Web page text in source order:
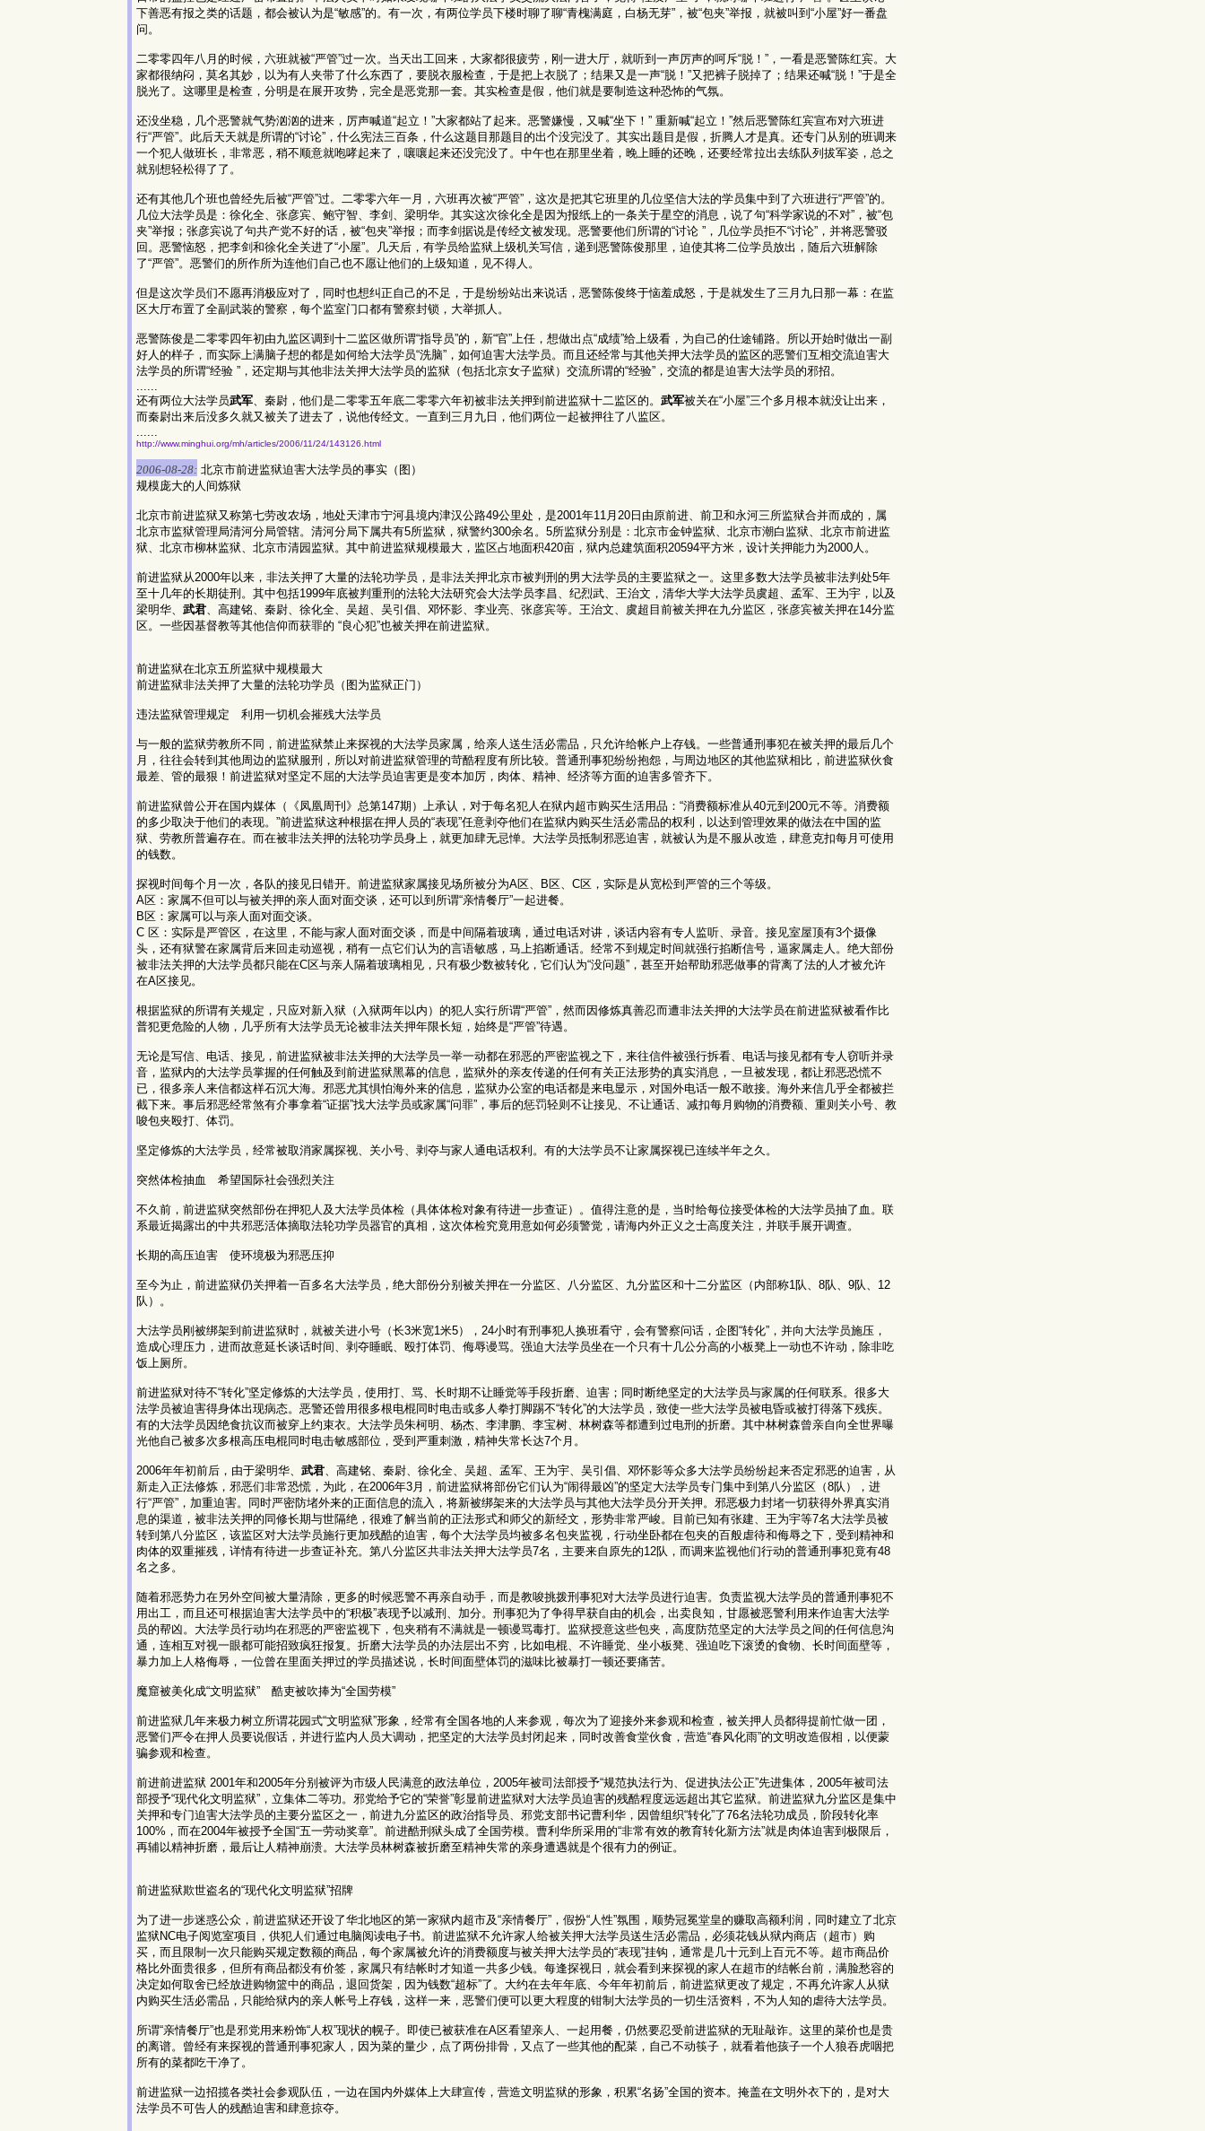
下善恶有报之类的话题，都会被认为是“敏感”的。有一次，有两位学员下楼时聊了聊“青槐满庭，白杨无芽”，被“包夹”举报，就被叫到“小屋”好一番盘
问。
二零零四年八月的时候，六班就被“严管”过一次。当天出工回来，大家都很疲劳，刚一进大厅，就听到一声厉声的呵斥“脱！”，一看是恶警陈红宾。大
家都很纳闷，莫名其妙，以为有人夹带了什么东西了，要脱衣服检查，于是把上衣脱了；结果又是一声“脱！”又把裤子脱掉了；结果还喊“脱！”于是全
脱光了。这哪里是检查，分明是在展开攻势，完全是恶党那一套。其实检查是假，他们就是要制造这种恐怖的气氛。
还没坐稳，几个恶警就气势汹汹的进来，厉声喊道“起立！”大家都站了起来。恶警嫌慢，又喊“坐下！” 重新喊“起立！”然后恶警陈红宾宣布对六班进
行“严管”。此后天天就是所谓的“讨论”，什么宪法三百条，什么这题目那题目的出个没完没了。其实出题目是假，折腾人才是真。还专门从别的班调来
一个犯人做班长，非常恶，稍不顺意就咆哮起来了，嚷嚷起来还没完没了。中午也在那里坐着，晚上睡的还晚，还要经常拉出去练队列拔军姿，总之
就别想轻松得了了。
还有其他几个班也曾经先后被“严管”过。二零零六年一月，六班再次被“严管”，这次是把其它班里的几位坚信大法的学员集中到了六班进行“严管”的。
几位大法学员是：徐化全、张彦宾、鲍守智、李剑、梁明华。其实这次徐化全是因为报纸上的一条关于星空的消息，说了句“科学家说的不对”，被“包
夹”举报；张彦宾说了句共产党不好的话，被“包夹”举报；而李剑据说是传经文被发现。恶警要他们所谓的“讨论 ”，几位学员拒不“讨论”，并将恶警驳
回。恶警恼怒，把李剑和徐化全关进了“小屋”。几天后，有学员给监狱上级机关写信，递到恶警陈俊那里，迫使其将二位学员放出，随后六班解除
了“严管”。恶警们的所作所为连他们自己也不愿让他们的上级知道，见不得人。
但是这次学员们不愿再消极应对了，同时也想纠正自己的不足，于是纷纷站出来说话，恶警陈俊终于恼羞成怒，于是就发生了三月九日那一幕：在监
区大厅布置了全副武装的警察，每个监室门口都有警察封锁，大举抓人。
恶警陈俊是二零零四年初由九监区调到十二监区做所谓“指导员”的，新“官”上任，想做出点“成绩”给上级看，为自己的仕途铺路。所以开始时做出一副
好人的样子，而实际上满脑子想的都是如何给大法学员“洗脑”，如何迫害大法学员。而且还经常与其他关押大法学员的监区的恶警们互相交流迫害大
法学员的所谓“经验 ”，还定期与其他非法关押大法学员的监狱（包括北京女子监狱）交流所谓的“经验”，交流的都是迫害大法学员的邪招。
......
还有两位大法学员武军、秦尉，他们是二零零五年底二零零六年初被非法关押到前进监狱十二监区的。 武军被关在“小屋”三个多月根本就没让出来，
而秦尉出来后没多久就又被关了进去了，说他传经文。一直到三月九日，他们两位一起被押往了八监区。
......
http://www.minghui.org/mh/articles/2006/11/24/143126.html
2006-08-28: 北京市前进监狱迫害大法学员的事实（图）
规模庞大的人间炼狱
北京市前进监狱又称第七劳改农场，地处天津市宁河县境内津汉公路49公里处，是2001年11月20日由原前进、前卫和永河三所监狱合并而成的，属
北京市监狱管理局清河分局管辖。清河分局下属共有5所监狱，狱警约300余名。5所监狱分别是：北京市金钟监狱、北京市潮白监狱、北京市前进监
狱、北京市柳林监狱、北京市清园监狱。其中前进监狱规模最大，监区占地面积420亩，狱内总建筑面积20594平方米，设计关押能力为2000人。
前进监狱从2000年以来，非法关押了大量的法轮功学员，是非法关押北京市被判刑的男大法学员的主要监狱之一。这里多数大法学员被非法判处5年
至十几年的长期徒刑。其中包括1999年底被判重刑的法轮大法研究会大法学员李昌、纪烈武、王治文，清华大学大法学员虞超、孟军、王为宇，以及
梁明华、 武君、高建铭、秦尉、徐化全、吴超、吴引倡、邓怀影、李业亮、张彦宾等。王治文、虞超目前被关押在九分监区，张彦宾被关押在14分监
区。一些因基督教等其他信仰而获罪的 “良心犯”也被关押在前进监狱。
前进监狱在北京五所监狱中规模最大
前进监狱非法关押了大量的法轮功学员（图为监狱正门）
违法监狱管理规定 利用一切机会摧残大法学员
与一般的监狱劳教所不同，前进监狱禁止来探视的大法学员家属，给亲人送生活必需品，只允许给帐户上存钱。一些普通刑事犯在被关押的最后几个
月，往往会转到其他周边的监狱服刑，所以对前进监狱管理的苛酷程度有所比较。普通刑事犯纷纷抱怨，与周边地区的其他监狱相比，前进监狱伙食
最差、管的最狠！前进监狱对坚定不屈的大法学员迫害更是变本加厉，肉体、精神、经济等方面的迫害多管齐下。
前进监狱曾公开在国内媒体（《凤凰周刊》总第147期）上承认，对于每名犯人在狱内超市购买生活用品：“消费额标准从40元到200元不等。消费额
的多少取决于他们的表现。”前进监狱这种根据在押人员的“表现”任意剥夺他们在监狱内购买生活必需品的权利，以达到管理效果的做法在中国的监
狱、劳教所普遍存在。而在被非法关押的法轮功学员身上，就更加肆无忌惮。大法学员抵制邪恶迫害，就被认为是不服从改造，肆意克扣每月可使用
的钱数。
探视时间每个月一次，各队的接见日错开。前进监狱家属接见场所被分为A区、B区、C区，实际是从宽松到严管的三个等级。
A区：家属不但可以与被关押的亲人面对面交谈，还可以到所谓“亲情餐厅”一起进餐。
B区：家属可以与亲人面对面交谈。
C 区：实际是严管区，在这里，不能与家人面对面交谈，而是中间隔着玻璃，通过电话对讲，谈话内容有专人监听、录音。接见室屋顶有3个摄像
头，还有狱警在家属背后来回走动巡视，稍有一点它们认为的言语敏感，马上掐断通话。经常不到规定时间就强行掐断信号，逼家属走人。绝大部份
被非法关押的大法学员都只能在C区与亲人隔着玻璃相见，只有极少数被转化，它们认为“没问题”，甚至开始帮助邪恶做事的背离了法的人才被允许
在A区接见。
根据监狱的所谓有关规定，只应对新入狱（入狱两年以内）的犯人实行所谓“严管”，然而因修炼真善忍而遭非法关押的大法学员在前进监狱被看作比
普犯更危险的人物，几乎所有大法学员无论被非法关押年限长短，始终是“严管”待遇。
无论是写信、电话、接见，前进监狱被非法关押的大法学员一举一动都在邪恶的严密监视之下，来往信件被强行拆看、电话与接见都有专人窃听并录
音，监狱内的大法学员掌握的任何触及到前进监狱黑幕的信息，监狱外的亲友传递的任何有关正法形势的真实消息，一旦被发现，都让邪恶恐慌不
已，很多亲人来信都这样石沉大海。邪恶尤其惧怕海外来的信息，监狱办公室的电话都是来电显示，对国外电话一般不敢接。海外来信几乎全都被拦
截下来。事后邪恶经常煞有介事拿着“证据”找大法学员或家属“问罪”，事后的惩罚轻则不让接见、不让通话、减扣每月购物的消费额、重则关小号、教
唆包夹殴打、体罚。
坚定修炼的大法学员，经常被取消家属探视、关小号、剥夺与家人通电话权利。有的大法学员不让家属探视已连续半年之久。
突然体检抽血 希望国际社会强烈关注
不久前，前进监狱突然部份在押犯人及大法学员体检（具体体检对象有待进一步查证）。值得注意的是，当时给每位接受体检的大法学员抽了血。联
系最近揭露出的中共邪恶活体摘取法轮功学员器官的真相，这次体检究竟用意如何必须警觉，请海内外正义之士高度关注，并联手展开调查。
长期的高压迫害 使环境极为邪恶压抑
至今为止，前进监狱仍关押着一百多名大法学员，绝大部份分别被关押在一分监区、八分监区、九分监区和十二分监区（内部称1队、8队、9队、12
队）。
大法学员刚被绑架到前进监狱时，就被关进小号（长3米宽1米5），24小时有刑事犯人换班看守，会有警察问话，企图“转化”，并向大法学员施压，
造成心理压力，进而故意延长谈话时间、剥夺睡眠、殴打体罚、侮辱谩骂。强迫大法学员坐在一个只有十几公分高的小板凳上一动也不许动，除非吃
饭上厕所。
前进监狱对待不“转化”坚定修炼的大法学员，使用打、骂、长时期不让睡觉等手段折磨、迫害；同时断绝坚定的大法学员与家属的任何联系。很多大
法学员被迫害得身体出现病态。恶警还曾用很多根电棍同时电击或多人拳打脚踢不“转化”的大法学员，致使一些大法学员被电昏或被打得落下残疾。
有的大法学员因绝食抗议而被穿上约束衣。大法学员朱柯明、杨杰、李津鹏、李宝树、林树森等都遭到过电刑的折磨。其中林树森曾亲自向全世界曝
光他自己被多次多根高压电棍同时电击敏感部位，受到严重刺激，精神失常长达7个月。
2006年年初前后，由于梁明华、 武君、高建铭、秦尉、徐化全、吴超、孟军、王为宇、吴引倡、邓怀影等众多大法学员纷纷起来否定邪恶的迫害，从
新走入正法修炼，邪恶们非常恐慌，为此，在2006年3月，前进监狱将部份它们认为“闹得最凶”的坚定大法学员专门集中到第八分监区（8队），进
行“严管”，加重迫害。同时严密防堵外来的正面信息的流入，将新被绑架来的大法学员与其他大法学员分开关押。邪恶极力封堵一切获得外界真实消
息的渠道，被非法关押的同修长期与世隔绝，很难了解当前的正法形式和师父的新经文，形势非常严峻。目前已知有张建、王为宇等7名大法学员被
转到第八分监区，该监区对大法学员施行更加残酷的迫害，每个大法学员均被多名包夹监视，行动坐卧都在包夹的百般虐待和侮辱之下，受到精神和
肉体的双重摧残，详情有待进一步查证补充。第八分监区共非法关押大法学员7名，主要来自原先的12队，而调来监视他们行动的普通刑事犯竟有48
名之多。
随着邪恶势力在另外空间被大量清除，更多的时候恶警不再亲自动手，而是教唆挑拨刑事犯对大法学员进行迫害。负责监视大法学员的普通刑事犯不
用出工，而且还可根据迫害大法学员中的“积极”表现予以减刑、加分。刑事犯为了争得早获自由的机会，出卖良知，甘愿被恶警利用来作迫害大法学
员的帮凶。大法学员行动均在邪恶的严密监视下，包夹稍有不满就是一顿谩骂毒打。监狱授意这些包夹，高度防范坚定的大法学员之间的任何信息沟
通，连相互对视一眼都可能招致疯狂报复。折磨大法学员的办法层出不穷，比如电棍、不许睡觉、坐小板凳、强迫吃下滚烫的食物、长时间面壁等，
暴力加上人格侮辱，一位曾在里面关押过的学员描述说，长时间面壁体罚的滋味比被暴打一顿还要痛苦。
魔窟被美化成“文明监狱” 酷吏被吹捧为“全国劳模”
前进监狱几年来极力树立所谓花园式“文明监狱”形象，经常有全国各地的人来参观，每次为了迎接外来参观和检查，被关押人员都得提前忙做一团，
恶警们严令在押人员要说假话，并进行监内人员大调动，把坚定的大法学员封闭起来，同时改善食堂伙食，营造“春风化雨”的文明改造假相，以便蒙
骗参观和检查。
前进前进监狱 2001年和2005年分别被评为市级人民满意的政法单位，2005年被司法部授予“规范执法行为、促进执法公正”先进集体，2005年被司法
部授予“现代化文明监狱”，立集体二等功。邪党给予它的“荣誉”彰显前进监狱对大法学员迫害的残酷程度远远超出其它监狱。前进监狱九分监区是集中
关押和专门迫害大法学员的主要分监区之一，前进九分监区的政治指导员、邪党支部书记曹利华，因曾组织“转化”了76名法轮功成员，阶段转化率
100%，而在2004年被授予全国“五一劳动奖章”。前进酷刑狱头成了全国劳模。曹利华所采用的“非常有效的教育转化新方法”就是肉体迫害到极限后，
再辅以精神折磨，最后让人精神崩溃。大法学员林树森被折磨至精神失常的亲身遭遇就是个很有力的例证。
前进监狱欺世盗名的“现代化文明监狱”招牌
为了进一步迷惑公众，前进监狱还开设了华北地区的第一家狱内超市及“亲情餐厅”，假扮“人性”氛围，顺势冠冕堂皇的赚取高额利润，同时建立了北京
监狱NC电子阅览室项目，供犯人们通过电脑阅读电子书。前进监狱不允许家人给被关押大法学员送生活必需品，必须花钱从狱内商店（超市）购
买，而且限制一次只能购买规定数额的商品，每个家属被允许的消费额度与被关押大法学员的“表现”挂钩，通常是几十元到上百元不等。超市商品价
格比外面贵很多，但所有商品都没有价签，家属只有结帐时才知道一共多少钱。每逢探视日，就会看到来探视的家人在超市的结帐台前，满脸愁容的
决定如何取舍已经放进购物篮中的商品，退回货架，因为钱数“超标”了。大约在去年年底、今年年初前后，前进监狱更改了规定，不再允许家人从狱
内购买生活必需品，只能给狱内的亲人帐号上存钱，这样一来，恶警们便可以更大程度的钳制大法学员的一切生活资料，不为人知的虐待大法学员。
所谓“亲情餐厅”也是邪党用来粉饰“人权”现状的幌子。即使已被获准在A区看望亲人、一起用餐，仍然要忍受前进监狱的无耻敲诈。这里的菜价也是贵
的离谱。曾经有来探视的普通刑事犯家人，因为菜的量少，点了两份排骨，又点了一些其他的配菜，自己不动筷子，就看着他孩子一个人狼吞虎咽把
所有的菜都吃干净了。
前进监狱一边招揽各类社会参观队伍，一边在国内外媒体上大肆宣传，营造文明监狱的形象，积累“名扬”全国的资本。掩盖在文明外衣下的，是对大
法学员不可告人的残酷迫害和肆意掠夺。